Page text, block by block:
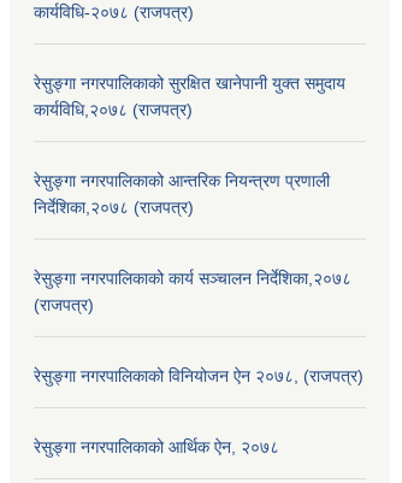
कार्यविधि-२०७८ (राजपत्र)
रेसुङ्गा नगरपालिकाको सुरक्षित खानेपानी युक्त समुदाय
कार्यविधि,२०७८ (राजपत्र)
रेसुङ्गा नगरपालिकाको आन्तरिक नियन्त्रण प्रणाली
निर्देशिका,२०७८ (राजपत्र)
रेसुङ्गा नगरपालिकाको कार्य सञ्चालन निर्देशिका,२०७८
(राजपत्र)
रेसुङ्गा नगरपालिकाको विनियोजन ऐन २०७८, (राजपत्र)
रेसुङ्गा नगरपालिकाको आर्थिक ऐन, २०७८